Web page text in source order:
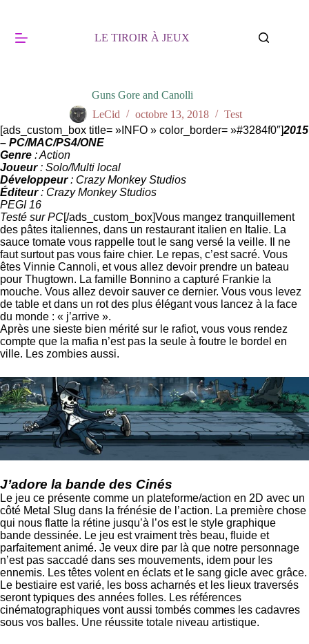
LE TIROIR À JEUX
Guns Gore and Canolli
LeCid
octobre 13, 2018
Test
[ads_custom_box title= »INFO » color_border= »#3284f0″]2015
– PC/MAC/PS4/ONE
Genre : Action
Joueur: Solo/Multi local
Développeur: Crazy Monkey Studios
Éditeur: Crazy Monkey Studios
PEGI 16
Testé sur PC[/ads_custom_box]Vous mangez tranquillement
des pâtes italiennes, dans un restaurant italien en Italie. La
sauce tomate vous rappelle tout le sang versé la veille. Il ne
faut surtout pas vous faire chier. Le repas, c’est sacré. Vous
êtes Vinnie Cannoli, et vous allez devoir prendre un bateau
pour Thugtown. La famille Bonnino a capturé Frankie la
mouche. Vous allez devoir sauver ce dernier. Vous vous levez
de table et dans un rot des plus élégant vous lancez à la face
du monde : « j’arrive ».
Après une sieste bien mérité sur le rafiot, vous vous rendez
compte que la mafia n’est pas la seule à foutre le bordel en
ville. Les zombies aussi.
J’adore la bande des Cinés
Le jeu ce présente comme un plateforme/action en 2D avec un
côté Metal Slug dans la frénésie de l’action. La première chose
qui nous flatte la rétine jusqu’à l’os est le style graphique
bande dessinée. Le jeu est vraiment très beau, fluide et
parfaitement animé. Je veux dire par là que notre personnage
n’est pas saccadé dans ses mouvements, idem pour les
ennemis. Les têtes volent en éclats et le sang gicle avec grâce.
Le bestiaire est varié, les boss acharnés et les lieux traversés
seront typiques des années folles. Les références
cinématographiques vont aussi tombés commes les cadavres
sous vos balles. Une réussite totale niveau artistique.